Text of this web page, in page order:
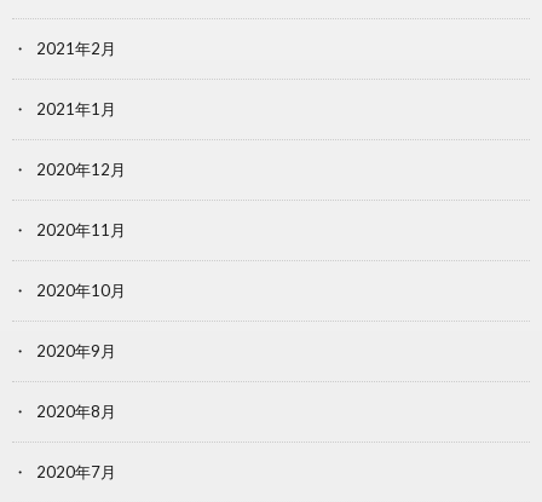
2021年2月
2021年1月
2020年12月
2020年11月
2020年10月
2020年9月
2020年8月
2020年7月